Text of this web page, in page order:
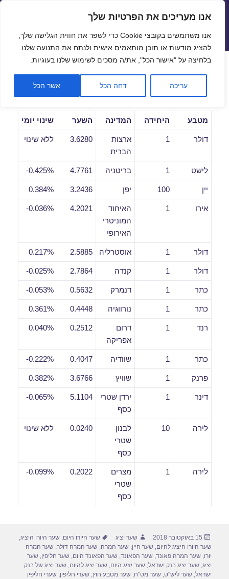
פתח
אנו מעריכים את הפרטיות שלך
אנו משתמשים בקובצי Cookie כדי לשפר את חווית הגלישה שלך,
להציג מודעות או תוכן מותאמים אישית ולנתח את התנועה שלנו.
בלחיצה על "אישור הכל", את/ה מסכים לשימוש שלנו בעוגיות.
עריכה דחה הכל אשר הכל
שערי חליפין יציגים – שער יציג
תפריטים
ווידג'טים
שערי חליפין יומיים לתאריך
15/10/2018
מטבע היחידה המדינה השער שינוי יומי
דולר 1
ארצות
הברית
3.6280 ללא שינוי
לישט 1 בריטניה 4.7761
0.425%-
יין 100 יפן 3.2436
0.384%
אירו 1
האיחוד
המוניטרי
האירופי
4.2021
0.036%-
דולר 1 אוסטרליה 2.5885
0.217%
דולר 1 קנדה 2.7864
0.025%-
כתר 1 דנמרק 0.5632
0.053%-
כתר 1 נורווגיה 0.4448
0.361%
רנד 1
דרום
אפריקה
0.2512
0.040%
כתר 1 שוודיה 0.4047
0.222%-
פרנק 1 שוויץ 3.6766
0.382%
דינר 1
ירדן שטרי
כסף
5.1104
0.065%-
לירה 10
לבנון
שטרי
כסף
0.0240 ללא שינוי
לירה 1
מצרים
שטרי
כסף
0.2022
0.099%-
פורסם
בתאריך
15 באוקטובר 2018 מחבר
שער יציג תגיות
שער היורו היום,שער היורו היציג,
שער היורו היציג להיום,שער היין,שער המרה,שער המרה דולר,שער המרה
יורו,שער המרה פאונד,שער הפאונד,שער הפאונד היום,שער חליפין,שער
יציג,שער יציג בנק ישראל,שער יציג היום,שער יציג להיום,שער יציג של בנק
ישראל,שער ליש"ט,שער מט"ח,שער מטבע חוץ,שערי חליפין,שערי חליפין